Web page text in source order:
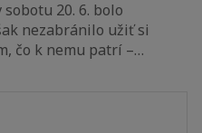
20. 6. bolo
nezabránilo užiť si
čo k nemu patrí –…